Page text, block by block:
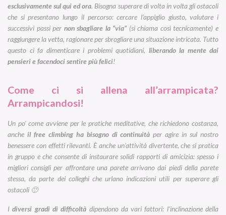
esclusivamente sul qui ed ora. Bisogna superare di volta in volta gli ostacoli
che si presentano lungo il percorso: cercare l’appiglio giusto, valutare i
successivi passi per non sbagliare la “via” (si chiama così tecnicamente) e
raggiungere la vetta, ragionare per sbrogliare una situazione intricata. Tutto
questo ci fa dimenticare i problemi quotidiani, liberando la mente dai
pensieri e facendoci sentire più felici!
Come ci si allena all’arrampicata?
Arrampicandosi!
Un po’ come avviene per le pratiche meditative, che richiedono costanza,
anche il free climbing ha bisogno di continuità per agire in sul nostro
benessere con effetti rilevanti. È anche un’attività divertente, che si pratica
in gruppo e che consente di instaurare solidi rapporti di amicizia: spesso i
migliori consigli per affrontare una parete arrivano dai piedi della parete
stessa, da parte dei colleghi che urlano indicazioni utili per superare gli
ostacoli 🙂
Idiversi gradi di difficoltà dipendono da vari fattori: l’inclinazione della